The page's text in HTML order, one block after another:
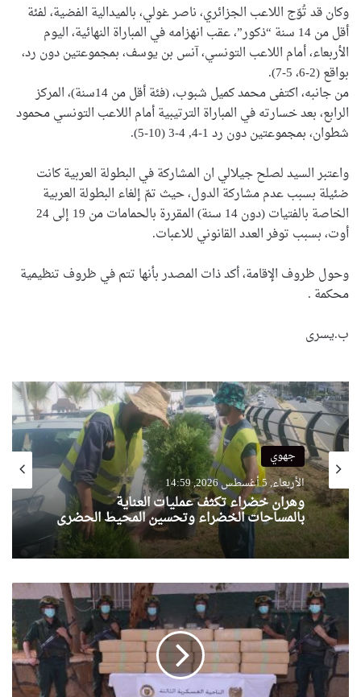
وكان قد تُوّج اللاعب الجزائري، ناصر غولي، بالميدالية الفضية، لفئة
أقل من 14 سنة “ذكور”، عقب انهزامه في المباراة النهائية، اليوم
الأربعاء، أمام اللاعب التونسي، آنس بن يوسف، بمجموعتين دون رد،
بواقع (2-6، 5-7).
من جانبه، اكتفى محمد كميل شبوب، (فئة أقل من 14سنة)، المركز
الرابع، بعد خسارته في المباراة الترتيبية أمام اللاعب التونسي محمود
شطوان، بمجموعتين دون رد 1-4, 4-3 (10-5).
واعتبر السيد لصلح جيلالي ان المشاركة في البطولة العربية كانت
ضئيلة بسبب عدم مشاركة الدول، حيث تمّ إلغاء البطولة العربية
الخاصة بالفتيات (دون 14 سنة) المقررة بالحمامات من 19 إلى 24
أوت، بسبب توفر العدد القانوني للاعبات.
وحول ظروف الإقامة، أكد ذات المصدر بأنها تتم في ظروف تنظيمية
محكمة .
ب.يسرى
جهوي
الأربعاء, 5 أغسطس 2026, 14:59
وهران خضراء تكثف عمليات العناية
بالمساحات الخضراء وتحسين المحيط الحضري
ح
1
6
7